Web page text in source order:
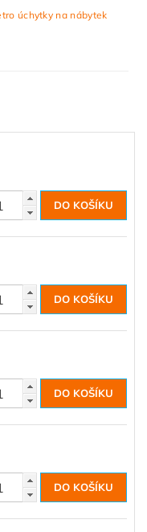
úchytky na nábytek